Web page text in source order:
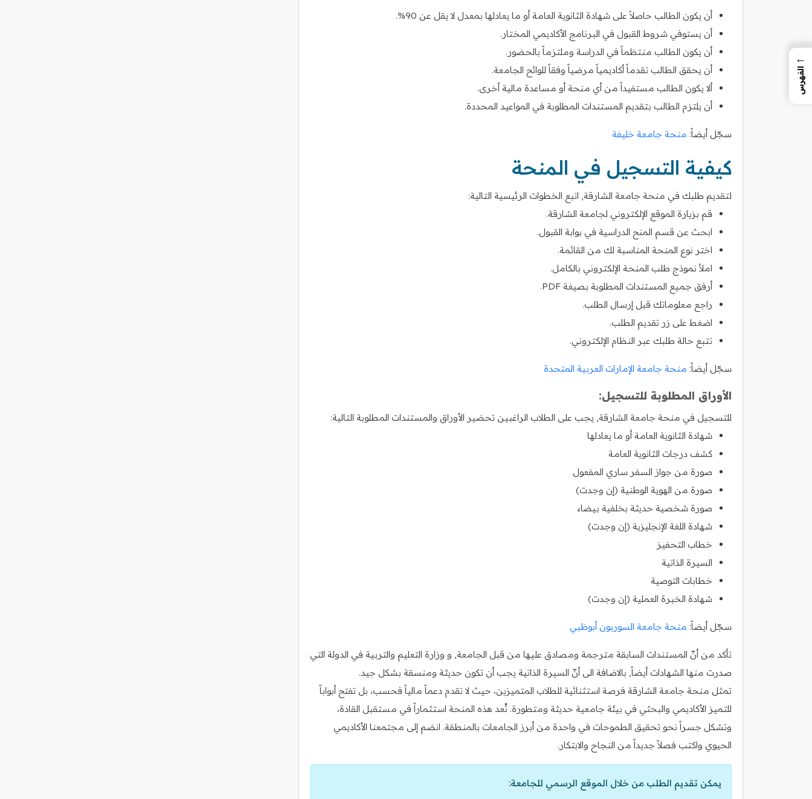
أن يكون الطالب حاصلاً على شهادة الثانوية العامة أو ما يعادلها بمعدل لا يقل عن 90%.
أن يستوفي شروط القبول في البرنامج الأكاديمي المختار.
أن يكون الطالب منتظماً في الدراسة وملتزماً بالحضور.
أن يحقق الطالب تقدماً أكاديمياً مرضياً وفقاً للوائح الجامعة.
ألا يكون الطالب مستفيداً من أي منحة أو مساعدة مالية أخرى.
أن يلتزم الطالب بتقديم المستندات المطلوبة في المواعيد المحددة.
سجّل أيضاً: منحة جامعة خليفة
كيفية التسجيل في المنحة
لتقديم طلبك في منحة جامعة الشارقة, اتبع الخطوات الرئيسية التالية:
قم بزيارة الموقع الإلكتروني لجامعة الشارقة.
ابحث عن قسم المنح الدراسية في بوابة القبول.
اختر نوع المنحة المناسبة لك من القائمة.
املأ نموذج طلب المنحة الإلكتروني بالكامل.
أرفق جميع المستندات المطلوبة بصيغة PDF.
راجع معلوماتك قبل إرسال الطلب.
اضغط على زر تقديم الطلب.
تتبع حالة طلبك عبر النظام الإلكتروني.
سجّل أيضاً: منحة جامعة الإمارات العربية المتحدة
الأوراق المطلوبة للتسجيل:
للتسجيل في منحة جامعة الشارقة, يجب على الطلاب الراغبين تحضير الأوراق والمستندات المطلوبة التالية:
شهادة الثانوية العامة أو ما يعادلها
كشف درجات الثانوية العامة
صورة من جواز السفر ساري المفعول
صورة من الهوية الوطنية (إن وجدت)
صورة شخصية حديثة بخلفية بيضاء
شهادة اللغة الإنجليزية (إن وجدت)
خطاب التحفيز
السيرة الذاتية
خطابات التوصية
شهادة الخبرة العملية (إن وجدت)
سجّل أيضاً: منحة جامعة السوربون أبوظبي
تأكد من أنّ المستندات السابقة مترجمة ومصادق عليها من قبل الجامعة, و وزارة التعليم والتربية في الدولة التي
صدرت منها الشهادات أيضاً, بالاضافة الى أنّ السيرة الذاتية يجب أن تكون حديثة ومنسقة بشكل جيد.
تمثل منحة جامعة الشارقة فرصة استثنائية للطلاب المتميزين، حيث لا تقدم دعماً مالياً فحسب، بل تفتح أبواباً
للتميز الأكاديمي والبحثي في بيئة جامعية حديثة ومتطورة. تُعد هذه المنحة استثماراً في مستقبل القادة،
وتشكل جسراً نحو تحقيق الطموحات في واحدة من أبرز الجامعات بالمنطقة. انضم إلى مجتمعنا الأكاديمي
الحيوي واكتب فصلاً جديداً من النجاح والابتكار.
يمكن تقديم الطلب من خلال الموقع الرسمي للجامعة:
←
الفهرس